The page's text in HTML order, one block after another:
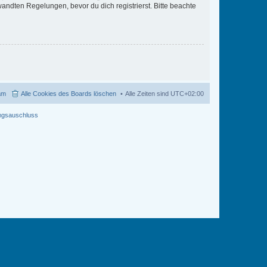
Regelungen, bevor du dich registrierst. Bitte beachte
Alle Zeiten sind UTC+02:00
Alle Cookies des Boards löschen